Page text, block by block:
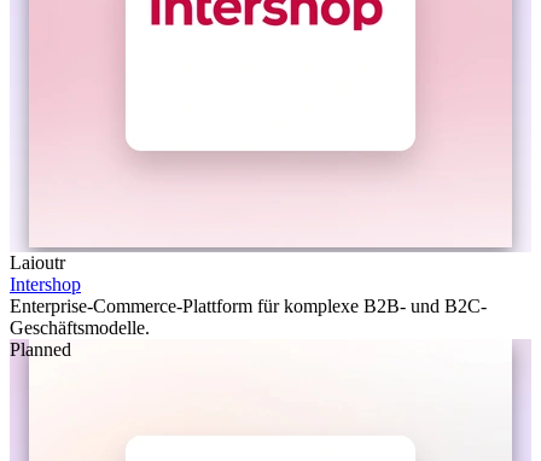
Laioutr
Intershop
Enterprise-Commerce-Plattform für komplexe B2B- und B2C-
Geschäftsmodelle.
Planned